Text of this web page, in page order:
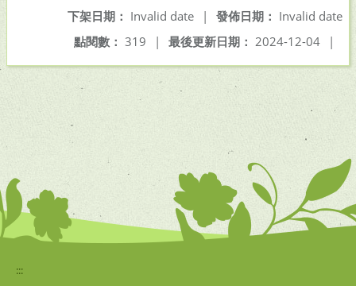
發佈日期： Invalid date
下架日期： Invalid date
|
最後更新日期： 2024-12-04 |
點閱數： 319 |
:::